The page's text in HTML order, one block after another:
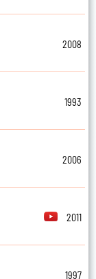
2008
1993
2006
2011
1997